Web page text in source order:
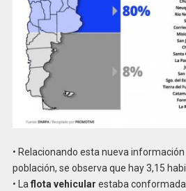
• Relacionando esta nueva
población, se observa que hay 3,15
• Laflota vehicular estaba conformada